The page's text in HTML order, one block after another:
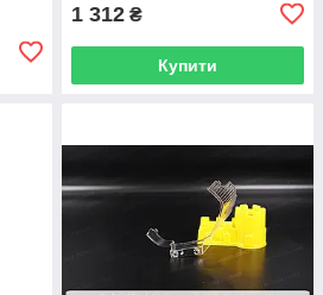
1 312 ₴
Купити